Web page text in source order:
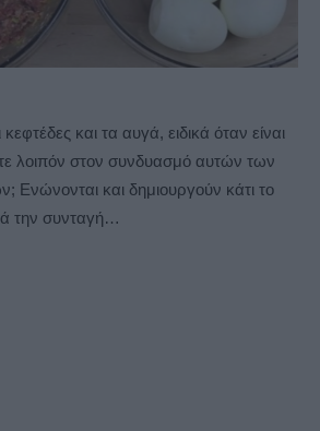
και τα αυγά, ειδικά όταν είναι
λοιπόν στον συνδυασμό αυτών των
Ενώνονται και δημιουργούν κάτι το
την συνταγή…